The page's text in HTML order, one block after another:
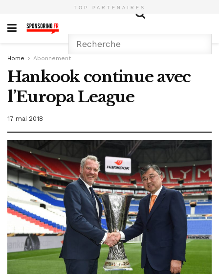
TOP PARTENAIRES
Home Abonnement
Hankook continue avec
l’Europa League
17 mai 2018